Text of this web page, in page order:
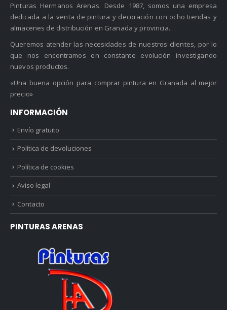
Pinturas Hermanos Arenas. Desde 1987, somos una empresa
dedicada a la venta de pintura y decoración con ocho tiendas y
almacenes de distribución en Granada y provincia.
Queremos atender las necesidades de nuestros clientes, por lo
que nos encontramos en constante evolución investigando
nuevos productos.
«Una buena opción para comprar pintura en Granada al mejor
precio»
INFORMACIÓN
Envío gratuito
Política de devoluciones
Política de cookies
Aviso legal
Contacto
PINTURAS ARENAS